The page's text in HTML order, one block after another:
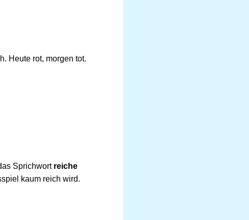
Heute rot, morgen tot.
Sprichwort reiche
kaum reich wird.